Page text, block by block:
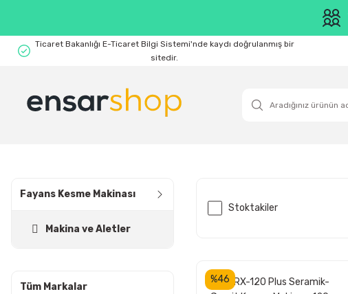
Ticaret Bakanlığı E-Ticaret Bilgi Sistemi'nde kaydı doğrulanmış bir
sitedir.
Fayans Kesme Makinası
Makina ve Aletler
Tüm Markalar
Stoktakiler
%46
RUBİ RX-120 Plus Seramik-